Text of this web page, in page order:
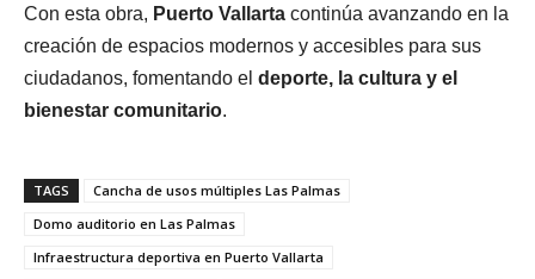
Con esta obra, Puerto Vallarta continúa avanzando en la
creación de espacios modernos y accesibles para sus
ciudadanos, fomentando el deporte, la cultura y el
bienestar comunitario.
TAGS
Cancha de usos múltiples Las Palmas
Domo auditorio en Las Palmas
Infraestructura deportiva en Puerto Vallarta